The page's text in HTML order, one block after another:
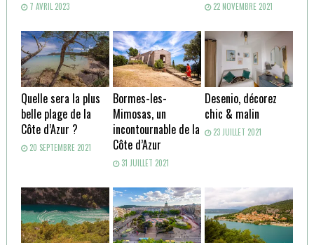
7 AVRIL 2023 22 NOVEMBRE 2021
Quelle sera la plus
belle plage de la
Côte d’Azur ?
20 SEPTEMBRE 2021
Bormes-les-
Mimosas, un
incontournable de la
Côte d’Azur
31 JUILLET 2021
Desenio, décorez
chic & malin
23 JUILLET 2021